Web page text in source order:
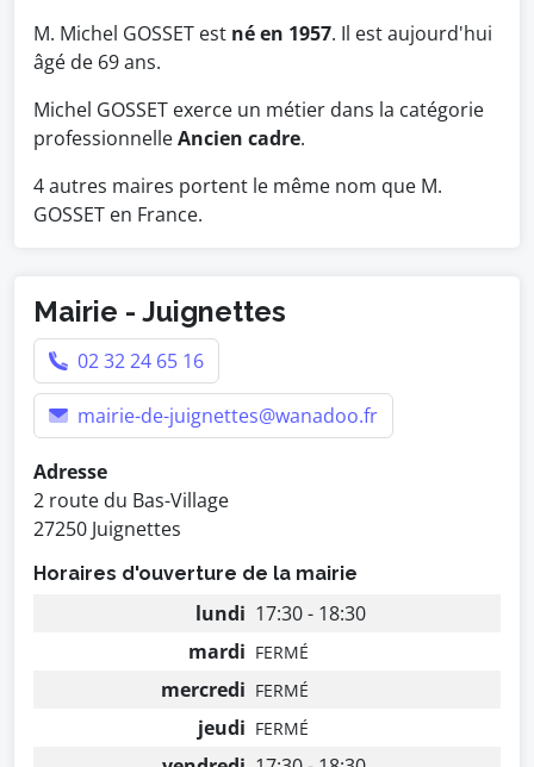
M. Michel GOSSET est né en 1957. Il est aujourd'hui
âgé de 69 ans.
Michel GOSSET exerce un métier dans la catégorie
professionnelleAncien cadre.
4 autres maires portent le même nom que M.
GOSSET en France.
Mairie - Juignettes
02 32 24 65 16
mairie-de-juignettes@wanadoo.fr
Adresse
2 route du Bas-Village
27250 Juignettes
Horaires d'ouverture de la mairie
lundi 17:30 - 18:30
mardi FERMÉ
mercredi FERMÉ
jeudi FERMÉ